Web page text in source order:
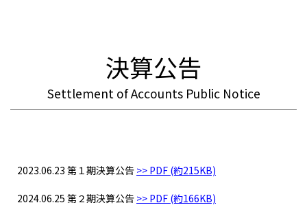
決算公告
Settlement of Accounts Public Notice
2023.06.23 第１期決算公告 >> PDF (約215KB)
2024.06.25 第２期決算公告 >> PDF (約166KB)